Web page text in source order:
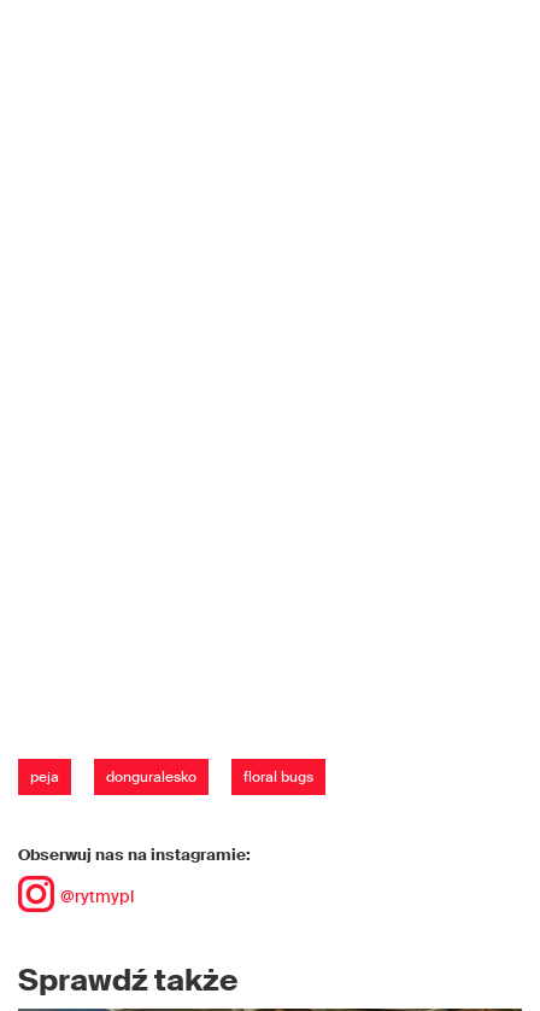
peja donguralesko floral bugs
Obserwuj nas na instagramie:
@rytmypl
Sprawdź także